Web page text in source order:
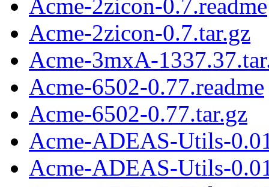
Acme-2zicon-0.7.readme
Acme-2zicon-0.7.tar.gz
Acme-3mxA-
Acme-6502-0.77.readme
Acme-6502-0.77.tar.gz
Acme-ADEAS-Utils-
Acme-ADEAS-Utils-